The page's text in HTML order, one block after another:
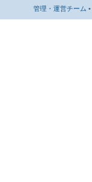
管理・運営チーム •